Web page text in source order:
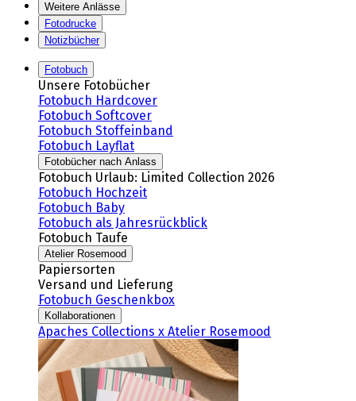
Weitere Anlässe
Fotodrucke
Notizbücher
Fotobuch
Unsere Fotobücher
Fotobuch Hardcover
Fotobuch Softcover
Fotobuch Stoffeinband
Fotobuch Layflat
Fotobücher nach Anlass
Fotobuch Urlaub: Limited Collection 2026
Fotobuch Hochzeit
Fotobuch Baby
Fotobuch als Jahresrückblick
Fotobuch Taufe
Atelier Rosemood
Papiersorten
Versand und Lieferung
Fotobuch Geschenkbox
Kollaborationen
Apaches Collections x Atelier Rosemood